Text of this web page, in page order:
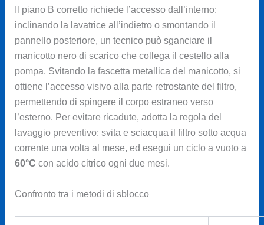
Il piano B corretto richiede l’accesso dall’interno:
inclinando la lavatrice all’indietro o smontando il
pannello posteriore, un tecnico può sganciare il
manicotto nero di scarico che collega il cestello alla
pompa. Svitando la fascetta metallica del manicotto, si
ottiene l’accesso visivo alla parte retrostante del filtro,
permettendo di spingere il corpo estraneo verso
l’esterno. Per evitare ricadute, adotta la regola del
lavaggio preventivo: svita e sciacqua il filtro sotto acqua
corrente una volta al mese, ed esegui un ciclo a vuoto a
60°C con acido citrico ogni due mesi.
Confronto tra i metodi di sblocco